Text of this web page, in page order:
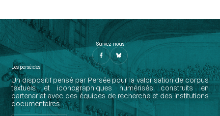
Suivez-nous
Les perséides
Un dispositif pensé par Persée pour la valorisation de corpus
textuels et iconographiques numérisés construits en
partenariat avec des équipes de recherche et des institutions
documentaires.